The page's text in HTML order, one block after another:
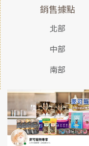
銷售據點
北部
中部
南部